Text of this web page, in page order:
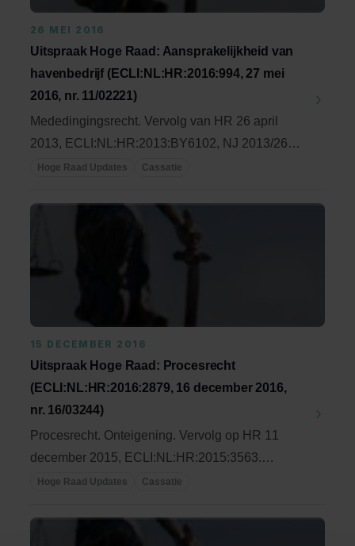
26 MEI 2016
Uitspraak Hoge Raad: Aansprakelijkheid van
havenbedrijf (ECLI:NL:HR:2016:994, 27 mei
2016, nr. 11/02221)
Mededingingsrecht. Vervolg van HR 26 april
2013, ECLI:NL:HR:2013:BY6102, NJ 2013/260
en HvJEU 17 ...
Hoge Raad Updates Cassatie
15 DECEMBER 2016
Uitspraak Hoge Raad: Procesrecht
(ECLI:NL:HR:2016:2879, 16 december 2016,
nr. 16/03244)
Procesrecht. Onteigening. Vervolg op HR 11
december 2015, ECLI:NL:HR:2015:3563.
Uitspraak van ABRvS ...
Hoge Raad Updates Cassatie